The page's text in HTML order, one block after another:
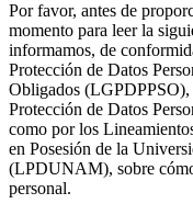
Por favor, antes de
momento para leer la
informamos, de
Protección de Datos
Obligados (LGPDPPSO),
Protección de Datos
como por los
en Posesión de la
(LPDUNAM), sobre
personal.